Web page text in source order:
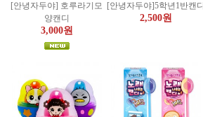
[안녕자두야] 호루라기모
양캔디
3,000원
[안녕자두야]5학년1반캔디
2,500원